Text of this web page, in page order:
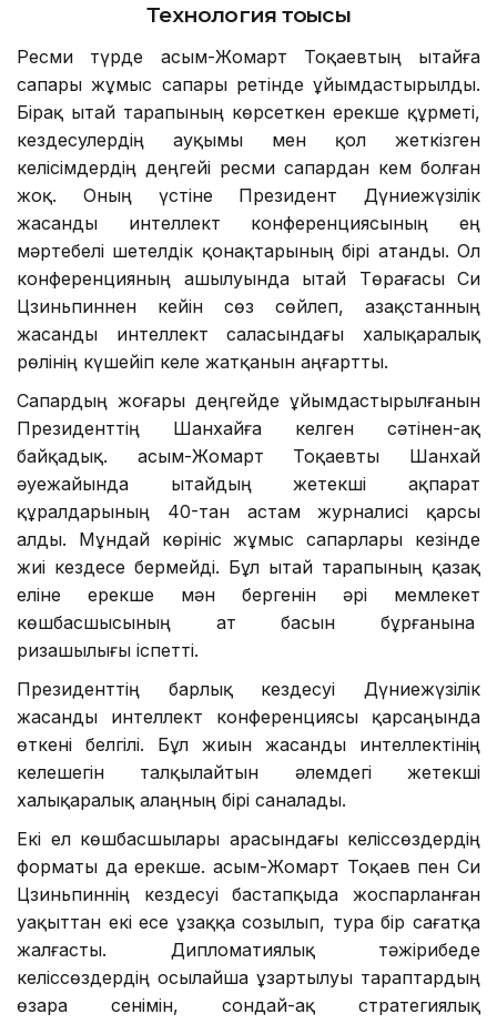
Технология тоғысы
Ресми түрде Қасым-Жомарт Тоқаевтың Қытайға
сапары жұмыс сапары ретінде ұйымдастырылды.
Бірақ Қытай тарапының көрсеткен ерекше құрметі,
кездесулердің ауқымы мен қол жеткізген
келісімдердің деңгейі ресми сапардан кем болған
жоқ. Оның үстіне Президент Дүниежүзілік
жасанды интеллект конференциясының ең
мәртебелі шетелдік қонақтарының бірі атанды. Ол
конференцияның ашылуында Қытай Төрағасы Си
Цзиньпиннен кейін сөз сөйлеп, Қазақстанның
жасанды интеллект саласындағы халықаралық
рөлінің күшейіп келе жатқанын аңғартты.
Сапардың жоғары деңгейде ұйымдастырылғанын
Президенттің Шанхайға келген сәтінен-ақ
байқадық. Қасым-Жомарт Тоқаевты Шанхай
әуежайында Қытайдың жетекші ақпарат
құралдарының 40-тан астам журналисі қарсы
алды. Мұндай көрініс жұмыс сапарлары кезінде
жиі кездесе бермейді. Бұл Қытай тарапының қазақ
еліне ерекше мән бергенін әрі мемлекет
көшбасшысының ат басын бұрғанына
ризашылығы іспетті.
Президенттің барлық кездесуі Дүниежүзілік
жасанды интеллект конференциясы қарсаңында
өткені белгілі. Бұл жиын жасанды интеллектінің
келешегін талқылайтын әлемдегі жетекші
халықаралық алаңның бірі саналады.
Екі ел көшбасшылары арасындағы келіссөздердің
форматы да ерекше. Қасым-Жомарт Тоқаев пен Си
Цзиньпиннің кездесуі бастапқыда жоспарланған
уақыттан екі есе ұзаққа созылып, тура бір сағатқа
жалғасты. Дипломатиялық тәжірибеде
келіссөздердің осылайша ұзартылуы тараптардың
өзара сенімін, сондай-ақ стратегиялық